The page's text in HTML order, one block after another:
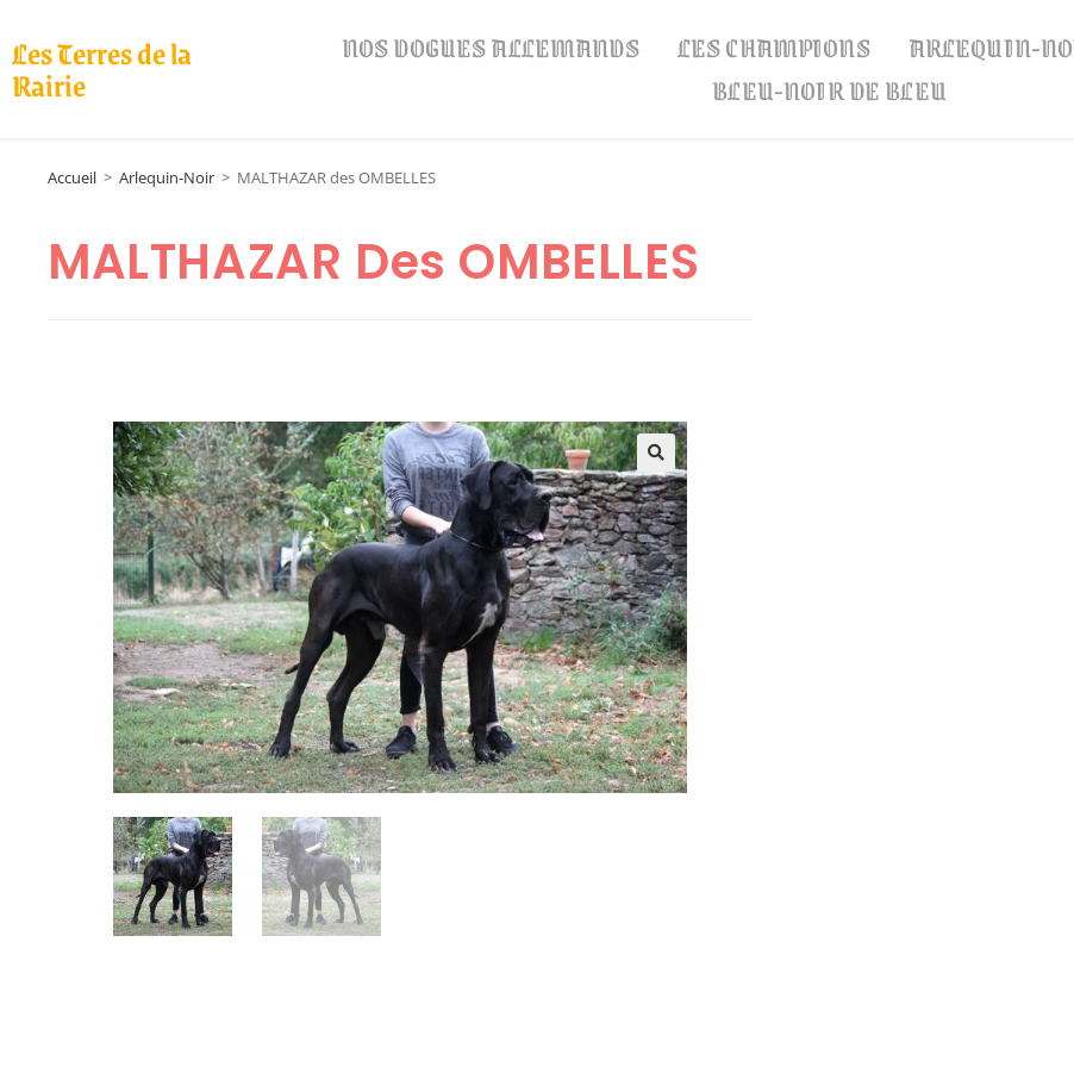
Les Terres de la
Rairie
NOS DOGUES ALLEMANDS LES CHAMPIONS ARLEQUIN-
BLEU-NOIR DE BLEU
Accueil > Arlequin-Noir > MALTHAZAR des OMBELLES
MALTHAZAR Des OMBELLES
🔍